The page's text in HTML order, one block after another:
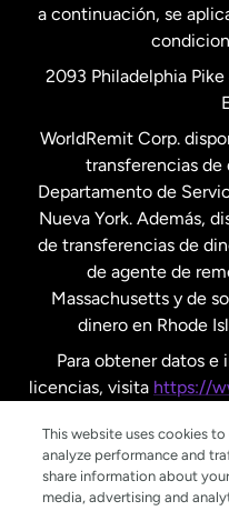
Países Bajos
Suecia
a continuación, se
2093 Philadelphia
WorldRemit Corp.
transferencias de
Departamento de
Nueva York. Además,
de transferencias de
de agente de
Massachusetts y de
dinero en Rhode
Para obtener datos
licencias, visita https://
This website uses cookies
analyze performance and
share information about
media, advertising and